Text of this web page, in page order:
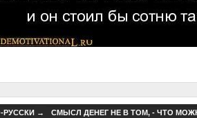
РУССКИ→
СМЫСЛ ДЕНЕГ НЕ В ТОМ, - ЧТО